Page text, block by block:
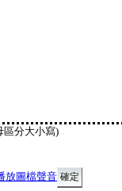
區分大小寫)
放圖檔聲音